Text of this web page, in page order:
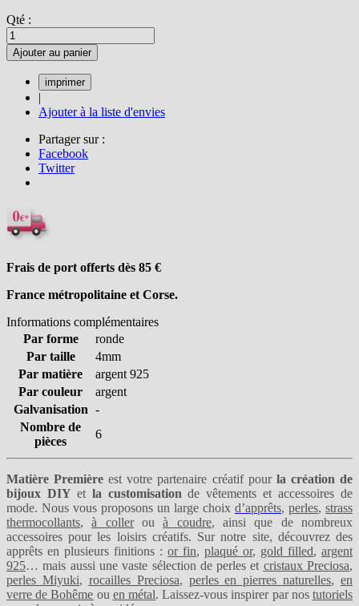
Qté :
Ajouter au panier
|
Ajouter à la liste d'envies
Partager sur :
Facebook
Twitter
Frais de port offerts dès 85 €
France métropolitaine et Corse.
Informations complémentaires
Par forme
ronde
Par taille
4mm
Par matière
argent 925
Par couleur
argent
Galvanisation -
Nombre de
pièces
6
Matière Première est votre partenaire créatif pourla création de
bijoux DIY etla customisation de vêtements et accessoires de
mode. Nous vous proposons un large choix d’apprêts, perles, strass
thermocollants,à collerouà coudre, ainsi que de nombreux
accessoires pour les loisirs créatifs. Sur notre site, découvrez des
apprêts en plusieurs finitions : or fin, plaqué or, gold filled, argent
925… mais aussi une vaste sélection de perles et cristaux Preciosa,
perles Miyuki, rocailles Preciosa, perles en pierres naturelles, en
verre de Bohême ou en métal. Laissez-vous inspirer par nostutoriels